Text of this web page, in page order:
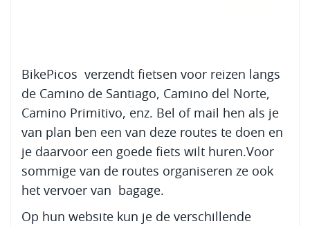
BikePicos verzendt fietsen voor reizen langs
de Camino de Santiago, Camino del Norte,
Camino Primitivo, enz. Bel of mail hen als je
van plan ben een van deze routes te doen en
je daarvoor een goede fiets wilt huren.Voor
sommige van de routes organiseren ze ook
het vervoer van bagage.
Op hun website kun je de verschillende